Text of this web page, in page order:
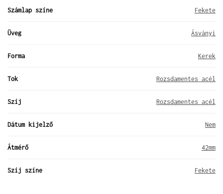
Számlap színe Fekete
Üveg Ásványi
Forma Kerek
Tok Rozsdamentes acél
Szíj Rozsdamentes acél
Dátum kijelző Nem
Átmérő 42mm
Szíj színe Fekete